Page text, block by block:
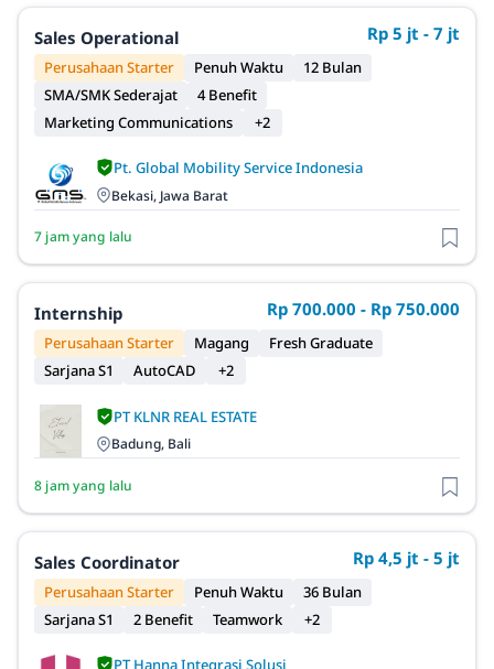
Sales Operational Rp 5 jt - 7 jt
Perusahaan Starter Penuh Waktu
12 Bulan
SMA/SMK Sederajat
4 Benefit
Marketing Communications
+2
Pt. Global Mobility Service Indonesia
Bekasi, Jawa Barat
7 jam yang lalu
Internship Rp 700.000 - Rp 750.000
Perusahaan Starter Magang
Fresh Graduate
Sarjana S1
AutoCAD +2
PT KLNR REAL ESTATE
Badung, Bali
8 jam yang lalu
Sales Coordinator Rp 4,5 jt - 5 jt
Perusahaan Starter Penuh Waktu
36 Bulan
Sarjana S1
2 Benefit Teamwork +2
PT Hanna Integrasi Solusi